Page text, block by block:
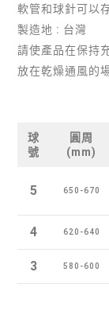
軟管和球針可以
製造地 : 台灣
請使產品在保持
放在乾燥通風的
球
號
圓周
(mm)
5 650-670
4 620-640
3 580-600